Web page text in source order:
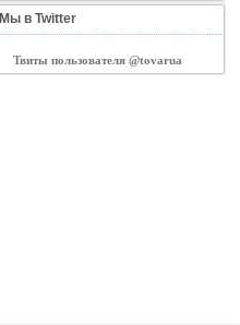
Мы в Twitter
Твиты пользователя @tovarua